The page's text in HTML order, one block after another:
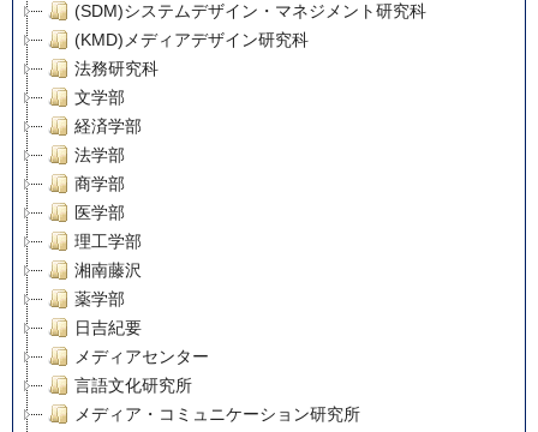
(SDM)システムデザイン・マネジメント研究科
(KMD)メディアデザイン研究科
法務研究科
文学部
経済学部
法学部
商学部
医学部
理工学部
湘南藤沢
薬学部
日吉紀要
メディアセンター
言語文化研究所
メディア・コミュニケーション研究所